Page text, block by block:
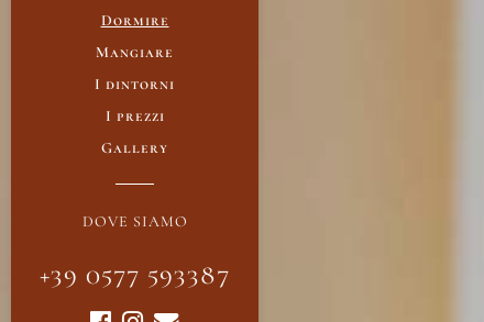
Dormire
Mangiare
I dintorni
I prezzi
Gallery
DOVE SIAMO
+39 0577 593387